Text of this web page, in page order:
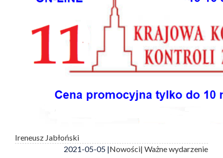
Ireneusz Jabłoński
2021-05-05 |Nowości| Ważne wydarzenie